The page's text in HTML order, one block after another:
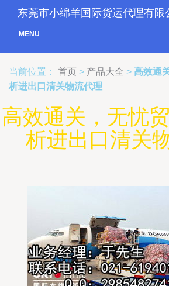
东莞市小绵羊国际货运代理有限
MENU
当前位置： 首页 > 产品大全 > 高效通
析进出口清关物流代理
高效通关，无忧
析进出口清关